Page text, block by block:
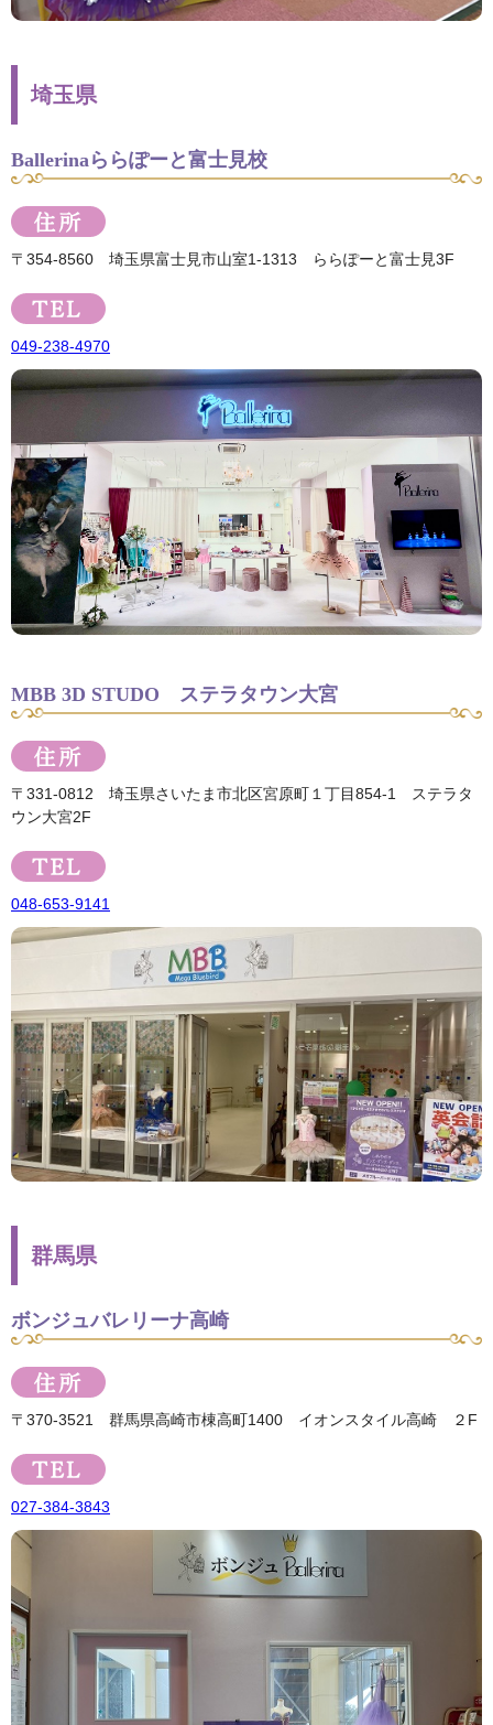
埼玉県
Ballerinaららぽーと富士見校
〒354-8560 埼玉県富士見市山室1-1313 ららぽーと富士見3F
049-238-4970
MBB 3D STUDO ステラタウン大宮
〒331-0812 埼玉県さいたま市北区宮原町１丁目854-1 ステラタ
ウン大宮2F
048-653-9141
群馬県
ボンジュバレリーナ高崎
〒370-3521 群馬県高崎市棟高町1400 イオンスタイル高崎 ２F
027-384-3843